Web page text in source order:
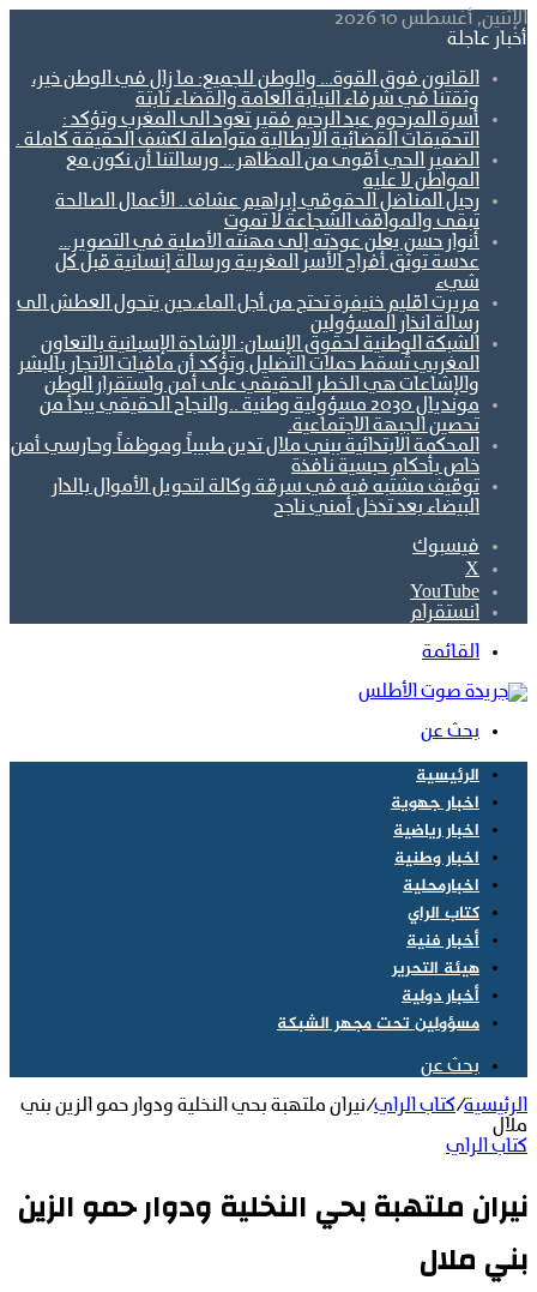
الإثنين, أغسطس 10 2026
أخبار عاجلة
القانون فوق القوة… والوطن للجميع: ما زال في الوطن خير،
وثقتنا في شرفاء النيابة العامة والقضاء ثابتة
أسرة المرحوم عبد الرحيم فقير تعود الى المغرب وتؤكد :
التحقيقات القضائية الايطالية متواصلة لكشف الحقيقة كاملة .
الضمير الحي أقوى من المظاهر… ورسالتنا أن نكون مع
المواطن لا عليه
رحيل المناضل الحقوقي إبراهيم عشاف.. الأعمال الصالحة
تبقى والمواقف الشجاعة لا تموت
أنوار حسن يعلن عودته إلى مهنته الأصلية في التصوير…
عدسة توثق أفراح الأسر المغربية ورسالة إنسانية قبل كل
شيء
مريرت اقليم خنيفرة تحتج من أجل الماء.حين يتحول العطش الى
رسالة انذار المسؤولين
الشبكة الوطنية لحقوق الإنسان: الإشادة الإسبانية بالتعاون
المغربي تُسقط حملات التضليل وتؤكد أن مافيات الاتجار بالبشر
والإشاعات هي الخطر الحقيقي على أمن واستقرار الوطن
مونديال 2030 مسؤولية وطنية ..والنجاح الحقيقي يبدأ من
تحصين الجبهة الاجتماعية.
المحكمة الابتدائية ببني ملال تدين طبيباً وموظفاً وحارسي أمن
خاص بأحكام حبسية نافذة
توقيف مشتبه فيه في سرقة وكالة لتحويل الأموال بالدار
البيضاء بعد تدخل أمني ناجح
فيسبوك
‫X
‫YouTube
انستقرام
القائمة
بحث عن
الرئيسية
اخبار جهوية
اخبار رياضية
اخبار وطنية
اخبارمحلية
كتاب الراي
أخبار فنية
هيئة التحرير
أخبار دولية
مسؤولين تحت مجهر الشبكة
بحث عن
الرئيسية/كتاب الراي/نيران ملتهبة بحي النخلية ودوار حمو الزين بني
ملال
كتاب الراي
نيران ملتهبة بحي النخلية ودوار حمو الزين
بني ملال